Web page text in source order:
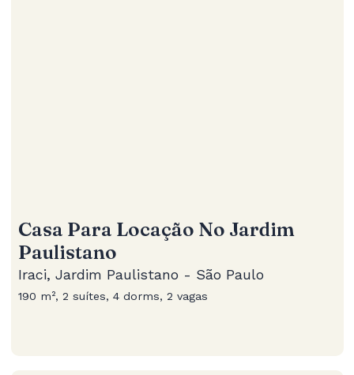
Casa Para Locação No Jardim
Paulistano
Iraci, Jardim Paulistano - São Paulo
190 m², 2 suítes, 4 dorms, 2 vagas